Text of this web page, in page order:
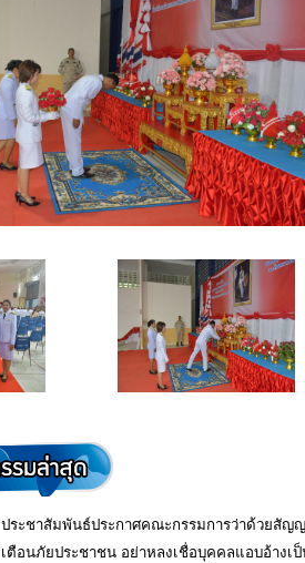
ประชาสัมพันธ์ประกาศคณะกรรมการว่าด้วยสัญ
เตือนภัยประชาชน อย่าหลงเชื่อบุคคลแอบอ้างเ